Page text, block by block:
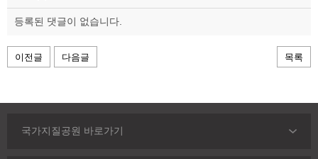
등록된 댓글이 없습니다.
이전글 다음글 목록
국가지질공원 바로가기